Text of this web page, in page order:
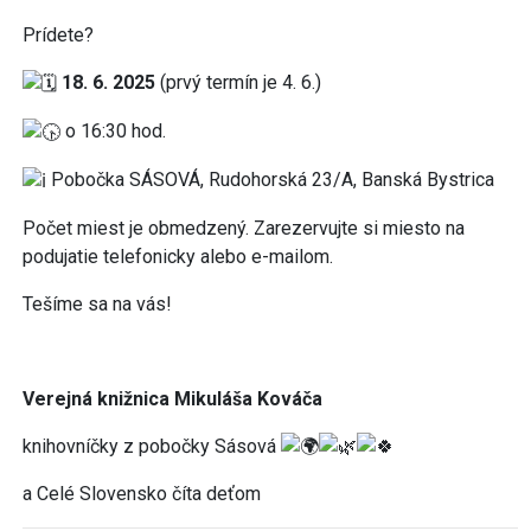
Prídete?
18. 6. 2025 (prvý termín je 4. 6.)
o 16:30 hod.
Pobočka SÁSOVÁ, Rudohorská 23/A, Banská Bystrica
Počet miest je obmedzený. Zarezervujte si miesto na
podujatie telefonicky alebo e-mailom.
Tešíme sa na vás!
Verejná knižnica Mikuláša Kováča
knihovníčky z pobočky Sásová
a Celé Slovensko číta deťom